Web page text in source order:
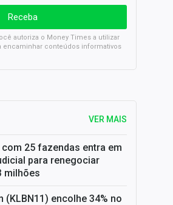
autoriza o Money Times a utilizar
encaminhar conteúdos informativos
SELIC em 14%: A repercussão da decisão sobre os JUROS
VER MAIS
25 fazendas entra em
para renegociar
milhões
(KLBN11) encolhe 34% no